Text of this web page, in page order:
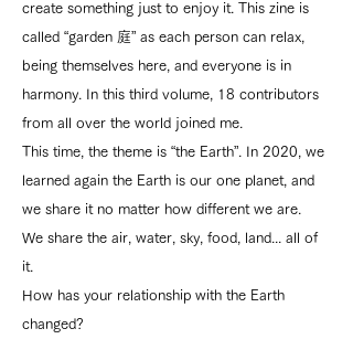
create something just to enjoy it. This zine is
called “garden 庭” as each person can relax,
being themselves here, and everyone is in
harmony. In this third volume, 18 contributors
from all over the world joined me.
This time, the theme is “the Earth”. In 2020, we
learned again the Earth is our one planet, and
we share it no matter how different we are.
We share the air, water, sky, food, land... all of
it.
How has your relationship with the Earth
changed?